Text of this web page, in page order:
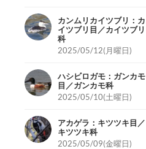
カンムリカイツブリ：カ
イツブリ目／カイツブリ
科
2025/05/12(月曜日)
ハシビロガモ：ガンカモ
目／ガンカモ科
2025/05/10(土曜日)
アカゲラ：キツツキ目／
キツツキ科
2025/05/09(金曜日)